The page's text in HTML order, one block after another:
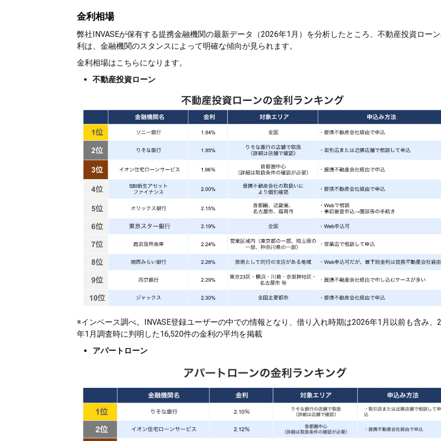
金利相場
弊社INVASEが保有する提携金融機関の最新データ（2026年1月）を分析したところ、不動産投資ロー
利は、金融機関のスタンスによって明確な傾向が見られます。
金利相場はこちらになります。
不動産投資ローン
※インベース調べ。INVASE登録ユーザーの中での情報となり、借り入れ時期は2026年1月以前も含み、
年1月調査時に判明した16,520件の金利の平均を掲載
アパートローン